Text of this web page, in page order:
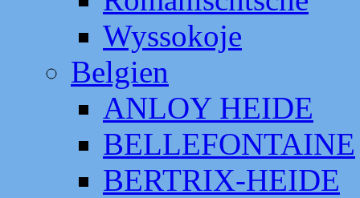
Wyssokoje
Belgien
ANLOY HEIDE
BELLEFONTAINE
BERTRIX-HEIDE